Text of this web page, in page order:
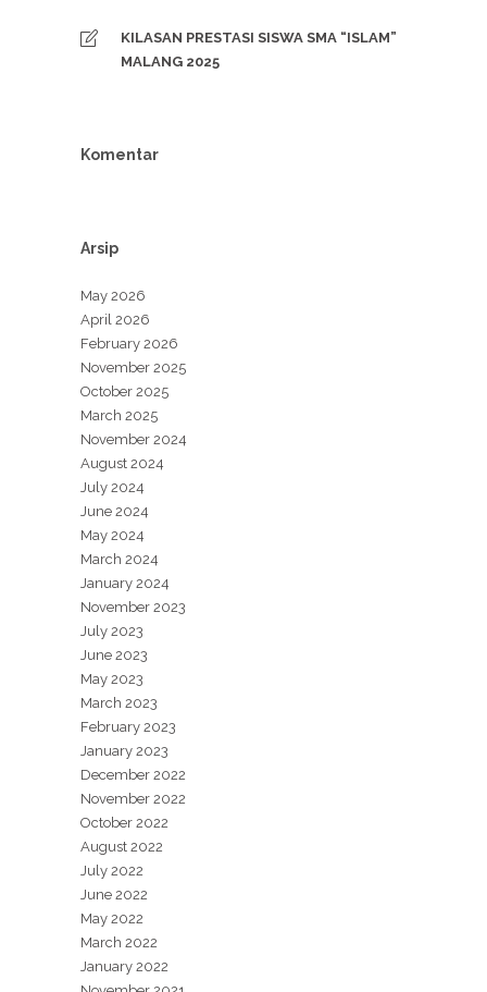
KILASAN PRESTASI SISWA SMA “ISLAM”
MALANG 2025
Komentar
Arsip
May 2026
April 2026
February 2026
November 2025
October 2025
March 2025
November 2024
August 2024
July 2024
June 2024
May 2024
March 2024
January 2024
November 2023
July 2023
June 2023
May 2023
March 2023
February 2023
January 2023
December 2022
November 2022
October 2022
August 2022
July 2022
June 2022
May 2022
March 2022
January 2022